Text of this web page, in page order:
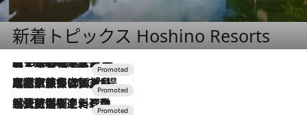
新着トピックス Hoshino Resorts
2026.8.7
【トンボの足水浴】ヒノキの香りに包まれて涼感マックス！約13℃の湧水かけ流しを避暑地「星野温泉 トンボの湯」で体験
2026.7.31
【ホテル帰省】という選択肢をOMOが提案。家族とほどよい距離を保つには「昼は実家、夜は気兼ねなくホテルで！」
2026.7.24
【夏限定ディナーコース】旬を迎える稚鮎や花ズッキーニなどをイタリア・トスカーナの郷土料理の手法で満喫！